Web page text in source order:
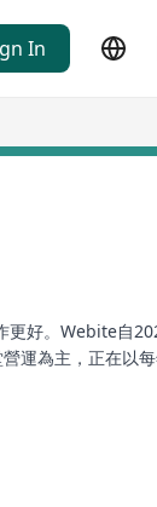
In
更好。Webite自
運為主，正在以
總員工超2000人。